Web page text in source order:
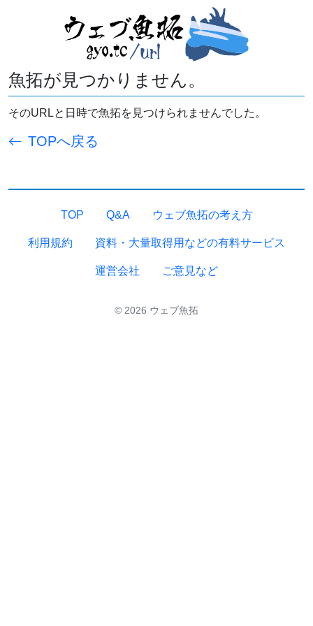
魚拓が見つかりません。
そのURLと日時で魚拓を見つけられませんでした。
TOPへ戻る
TOP Q&A ウェブ魚拓の考え方
利用規約 資料・大量取得用などの有料サービス
運営会社 ご意見など
© 2026 ウェブ魚拓